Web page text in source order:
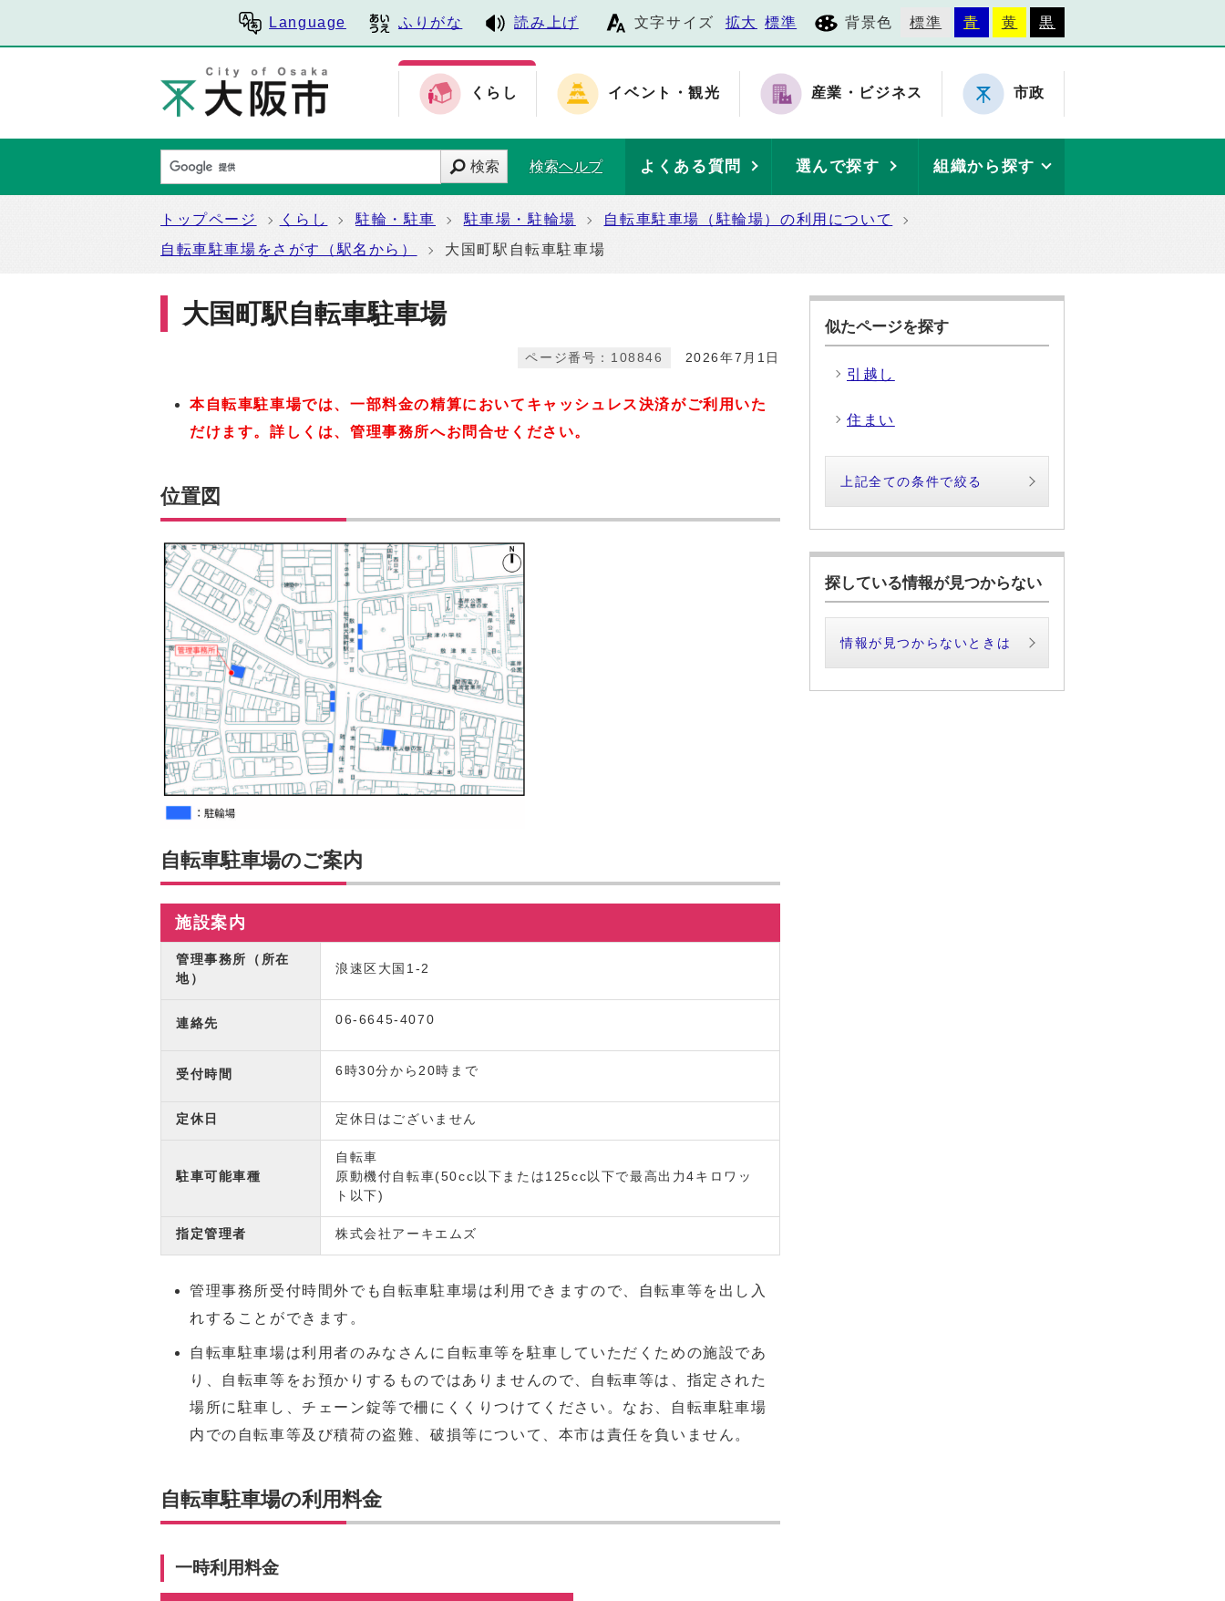
Language ふりがな 読み上げ 文字サイズ 拡大 標準 背景色 標準 青 黄 黒
くらし イベント・観光 産業・ビジネス 市政
検索 検索ヘルプ よくある質問 選んで探す 組織から探す
トップページ くらし 駐輪・駐車 駐車場・駐輪場
自転車駐車場（駐輪場）の利用について
自転車駐車場をさがす（駅名から）
大国町駅自転車駐車場
大国町駅自転車駐車場
2026年7月1日
ページ番号：108846
本自転車駐車場では、一部料金の精算においてキャッシュレス決済がご利⽤いた
だけます。詳しくは、管理事務所へお問合せください。
位置図
自転車駐車場のご案内
施設案内
管理事務所（所在
地）
浪速区大国1-2
連絡先 06-6645-4070
受付時間 6時30分から20時まで
定休日 定休日はございません
駐車可能車種
自転車
原動機付自転車(50cc以下または125cc以下で最高出力4キロワッ
ト以下)
指定管理者 株式会社アーキエムズ
管理事務所受付時間外でも自転車駐車場は利用できますので、自転車等を出し入
れすることができます。
自転車駐車場は利用者のみなさんに自転車等を駐車していただくための施設であ
り、自転車等をお預かりするものではありませんので、自転車等は、指定された
場所に駐車し、チェーン錠等で柵にくくりつけてください。なお、自転車駐車場
内での自転車等及び積荷の盗難、破損等について、本市は責任を負いません。
自転車駐車場の利用料金
一時利用料金
似たページを探す
引越し
住まい
上記全ての条件で絞る
探している情報が見つからない
情報が見つからないときは